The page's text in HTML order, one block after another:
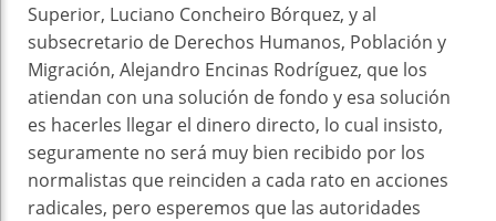
Superior, Luciano Concheiro Bórquez, y al
subsecretario de Derechos Humanos, Población y
Migración, Alejandro Encinas Rodríguez, que los
atiendan con una solución de fondo y esa solución
es hacerles llegar el dinero directo, lo cual insisto,
seguramente no será muy bien recibido por los
normalistas que reinciden a cada rato en acciones
radicales, pero esperemos que las autoridades